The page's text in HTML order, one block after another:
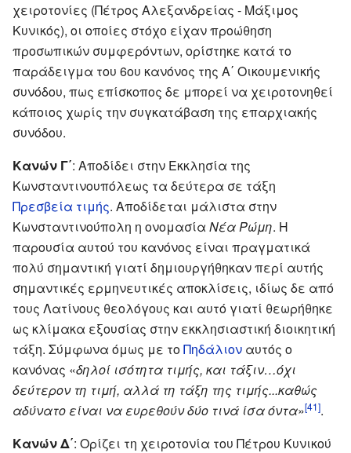
χειροτονίες (Πέτρος Αλεξανδρείας - Μάξιμος
Κυνικός), οι οποίες στόχο είχαν προώθηση
προσωπικών συμφερόντων, ορίστηκε κατά το
παράδειγμα του 6ου κανόνος της Α΄ Οικουμενικής
συνόδου, πως επίσκοπος δε μπορεί να χειροτονηθεί
κάποιος χωρίς την συγκατάβαση της επαρχιακής
συνόδου.
Κανών Γ΄: Αποδίδει στην Εκκλησία της
Κωνσταντινουπόλεως τα δεύτερα σε τάξη
Πρεσβεία τιμής. Αποδίδεται μάλιστα στην
Κωνσταντινούπολη η ονομασία Νέα Ρώμη. Η
παρουσία αυτού του κανόνος είναι πραγματικά
πολύ σημαντική γιατί δημιουργήθηκαν περί αυτής
σημαντικές ερμηνευτικές αποκλίσεις, ιδίως δε από
τους Λατίνους θεολόγους και αυτό γιατί θεωρήθηκε
ως κλίμακα εξουσίας στην εκκλησιαστική διοικητική
τάξη. Σύμφωνα όμως με τοΠηδάλιον αυτός ο
κανόνας «δηλοί ισότητα τιμής, και τάξιν…όχι
δεύτερον τη τιμή, αλλά τη τάξη της τιμής...καθώς
αδύνατο είναι να ευρεθούν δύο τινά ίσα όντα»[41].
Κανών Δ΄: Ορίζει τη χειροτονία του Πέτρου Κυνικού